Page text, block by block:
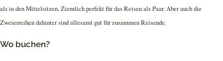
als in den Mittelsitzen. Ziemlich perfekt für das Reisen als Paar. Aber auch die
Zweierreihen dahinter sind allesamt gut für zusammen Reisende.
Wo buchen?